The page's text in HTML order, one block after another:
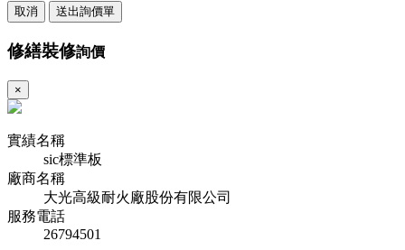
取消 送出詢價單
修繕裝修詢價
×
實績名稱
sic標準板
廠商名稱
大光高級耐火廠股份有限公司
服務電話
26794501